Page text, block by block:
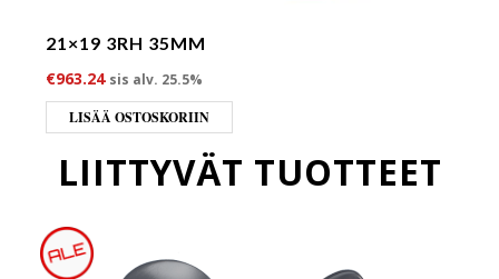
21×19 3RH 35MM
€963.24 sis alv. 25.5%
LISÄÄ OSTOSKORIIN
LIITTYVÄT TUOTTEET